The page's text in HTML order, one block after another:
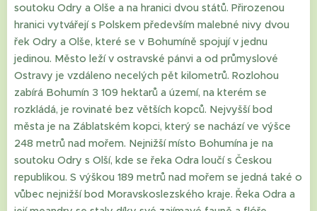
soutoku Odry a Olše a na hranici dvou států. Přirozenou
hranici vytvářejí s Polskem především malebné nivy dvou
řek Odry a Olše, které se v Bohumíně spojují v jednu
jedinou. Město leží v ostravské pánvi a od průmyslové
Ostravy je vzdáleno necelých pět kilometrů. Rozlohou
zabírá Bohumín 3 109 hektarů a území, na kterém se
rozkládá, je rovinaté bez větších kopců. Nejvyšší bod
města je na Záblatském kopci, který se nachází ve výšce
248 metrů nad mořem. Nejnižší místo Bohumína je na
soutoku Odry s Olší, kde se řeka Odra loučí s Českou
republikou. S výškou 189 metrů nad mořem se jedná také o
vůbec nejnižší bod Moravskoslezského kraje. Řeka Odra a